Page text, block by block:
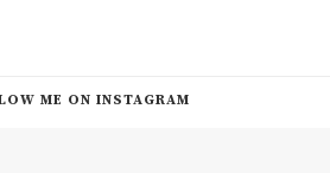
ME ON INSTAGRAM